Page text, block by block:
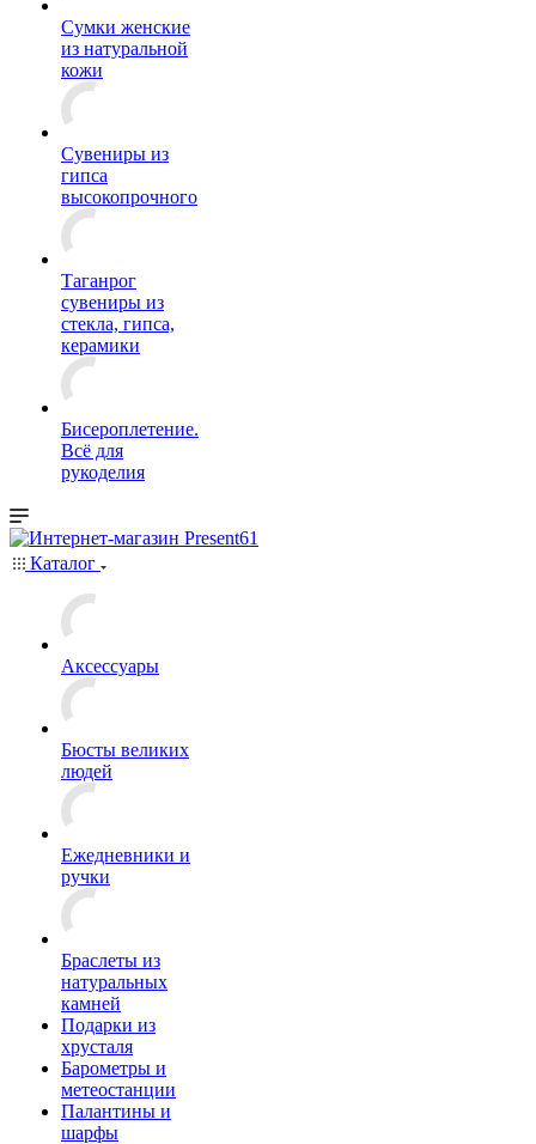
Сумки женские
из натуральной
кожи
Сувениры из
гипса
высокопрочного
Таганрог
сувениры из
стекла, гипса,
керамики
Бисероплетение.
Всё для
рукоделия
Каталог
Аксессуары
Бюсты великих
людей
Ежедневники и
ручки
Браслеты из
натуральных
камней
Подарки из
хрусталя
Барометры и
метеостанции
Палантины и
шарфы